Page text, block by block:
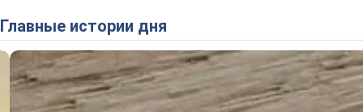
Главные истории дня